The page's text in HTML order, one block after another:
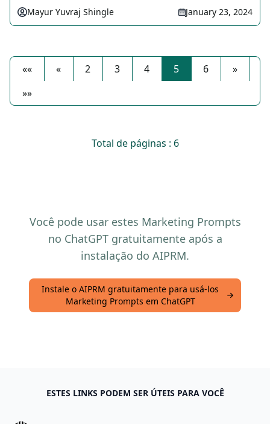
Mayur Yuvraj Shingle January 23, 2024
«« « 2 3 4 5 6
»
»»
Total de páginas : 6
Você pode usar estes Marketing Prompts
no ChatGPT gratuitamente após a
instalação do AIPRM.
Instale o AIPRM gratuitamente para usá-los
Marketing Prompts em ChatGPT
ESTES LINKS PODEM SER ÚTEIS PARA VOCÊ